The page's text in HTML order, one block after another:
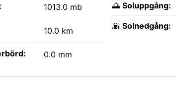
1013.0 mb
10.0 km
0.0 mm
🌅 Soluppgång:
🌇 Solnedgång: